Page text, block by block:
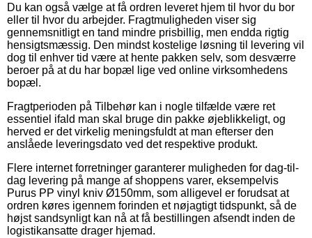
Du kan også vælge at få ordren leveret hjem til hvor du bor
eller til hvor du arbejder. Fragtmuligheden viser sig
gennemsnitligt en tand mindre prisbillig, men endda rigtig
hensigtsmæssig. Den mindst kostelige løsning til levering vil
dog til enhver tid være at hente pakken selv, som desværre
beroer på at du har bopæl lige ved online virksomhedens
bopæl.
Fragtperioden på Tilbehør kan i nogle tilfælde være ret
essentiel ifald man skal bruge din pakke øjeblikkeligt, og
herved er det virkelig meningsfuldt at man efterser den
anslåede leveringsdato ved det respektive produkt.
Flere internet forretninger garanterer muligheden for dag-til-
dag levering på mange af shoppens varer, eksempelvis
Purus PP vinyl kniv Ø150mm, som alligevel er forudsat at
ordren køres igennem forinden et nøjagtigt tidspunkt, så de
højst sandsynligt kan nå at få bestillingen afsendt inden de
logistikansatte drager hjemad.